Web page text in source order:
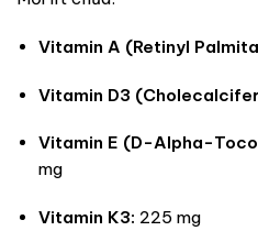
Vitamin A (Retinyl
Vitamin D3
Vitamin E (D-Alpha-
mg
Vitamin K3: 225 mg